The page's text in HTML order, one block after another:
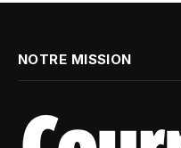
NOTRE MISSION